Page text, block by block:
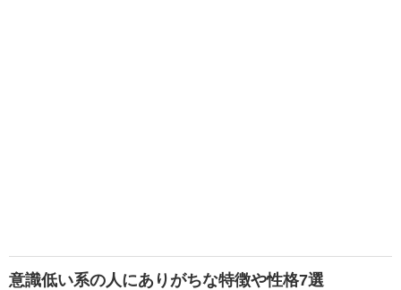
意識低い系の人にありがちな特徴や性格7選